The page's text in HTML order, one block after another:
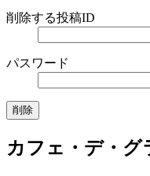
削除する投稿ID
パスワード
カフェ・デ・グ